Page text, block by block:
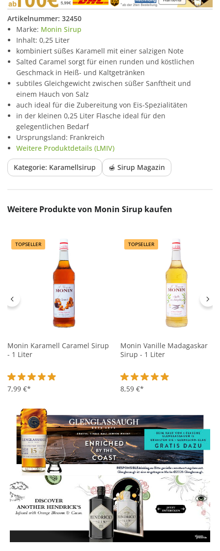
Artikelnummer: 32450
Marke: Monin Sirup
Inhalt: 0,25 Liter
kombiniert süßes Karamell mit einer salzigen Note
Salted Caramel sorgt für einen runden und köstlichen
Geschmack in Heiß- und Kaltgetränken
subtiles Gleichgewicht zwischen süßer Sanftheit und
einem Hauch von Salz
auch ideal für die Zubereitung von Eis-Spezialitäten
in der kleinen 0,25 Liter Flasche ideal für den
gelegentlichen Bedarf
Ursprungsland: Frankreich
Weitere Produktdetails (LMIV)
Kategorie: Karamellsirup 🍯 Sirup Magazin
Produktgalerie überspringen
Weitere Produkte von Monin Sirup kaufen
TOPSELLER
Monin Karamell Caramel Sirup
- 1 Liter
Durchschnittliche Bewertung von 4.9 von 5 Sternen
7,99 €*
TOPSELLER
Monin Vanille Madagaskar
Sirup - 1 Liter
Durchschnittliche
8,59 €*